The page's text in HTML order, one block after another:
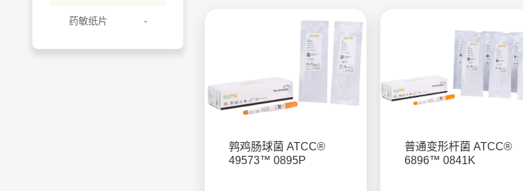
药敏纸片
鹑鸡肠球菌 ATCC®
49573™ 0895P
普通变形杆菌 ATCC®
6896™ 0841K